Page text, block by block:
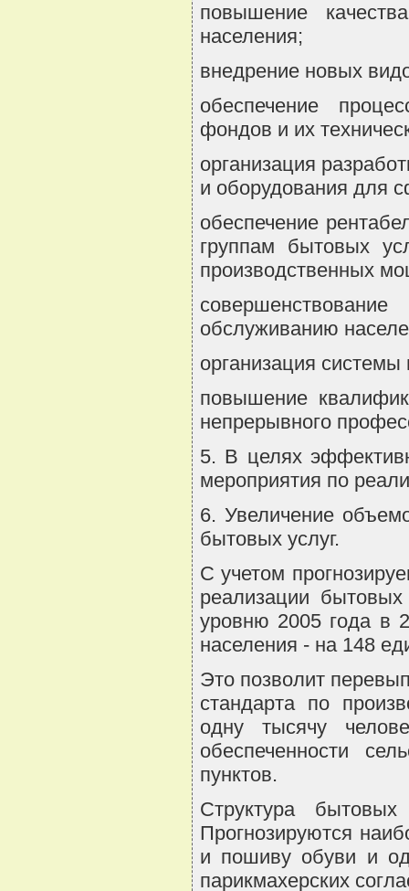
повышение
населения;
внедрение новых
обеспечение
фондов и их
организация
и оборудования для
обеспечение
группам бытовых
производственных
обслуживанию
организация
повышение
непрерывного
5. В целях
мероприятия по
6. Увеличение
бытовых услуг.
С учетом
реализации
уровню 2005 года в
населения - на 148
Это позволит
стандарта по
одну тысячу
обеспеченности
пунктов.
Структура
Прогнозируются
и пошиву обуви и
парикмахерских